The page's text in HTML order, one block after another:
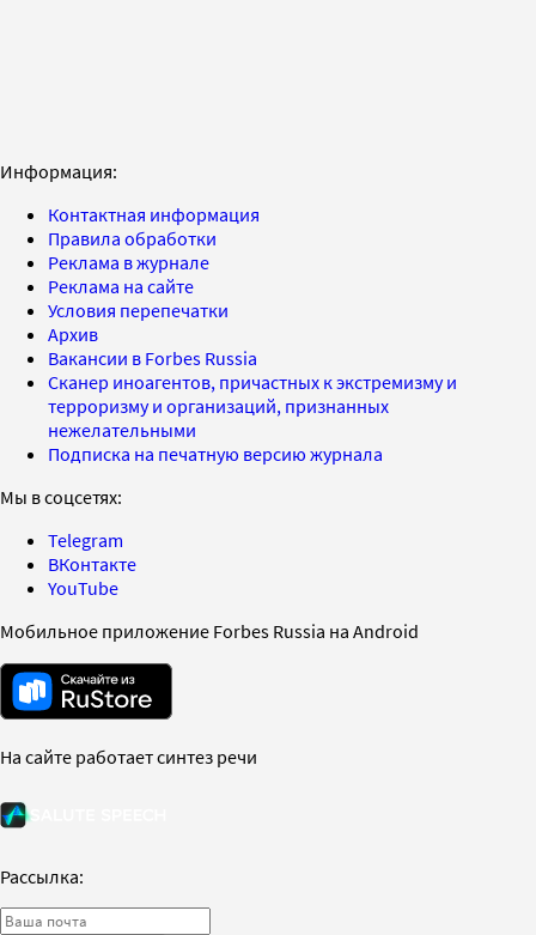
Информация:
Контактная информация
Правила обработки
Реклама в журнале
Реклама на сайте
Условия перепечатки
Архив
Вакансии в Forbes Russia
Сканер иноагентов, причастных к экстремизму и
терроризму и организаций, признанных
нежелательными
Подписка на печатную версию журнала
Мы в соцсетях:
Telegram
ВКонтакте
YouTube
Мобильное приложение Forbes Russia на Android
На сайте работает синтез речи
Рассылка: